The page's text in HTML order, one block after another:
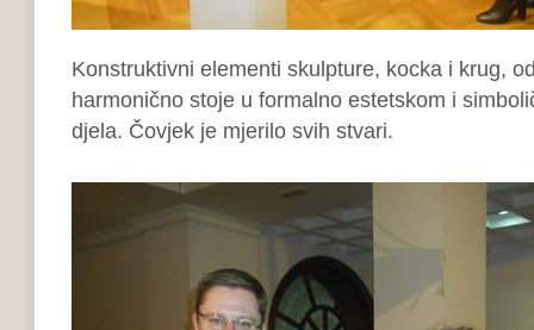
Konstruktivni elementi skulpture, kocka i krug,
harmonično stoje u formalno estetskom i
djela. Čovjek je mjerilo svih stvari.